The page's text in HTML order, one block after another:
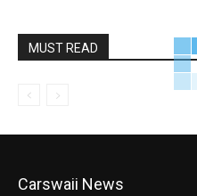
MUST READ
Carswaii News